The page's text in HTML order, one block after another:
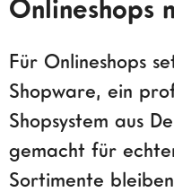
Onlineshops
Für Onlineshops
Shopware, ein
Shopsystem aus
gemacht für
Sortimente